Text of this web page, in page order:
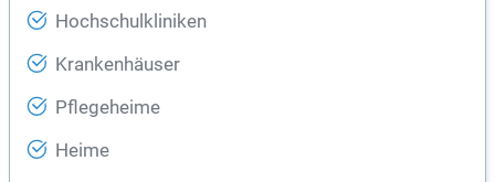
Hochschulkliniken
Krankenhäuser
Pflegeheime
Heime